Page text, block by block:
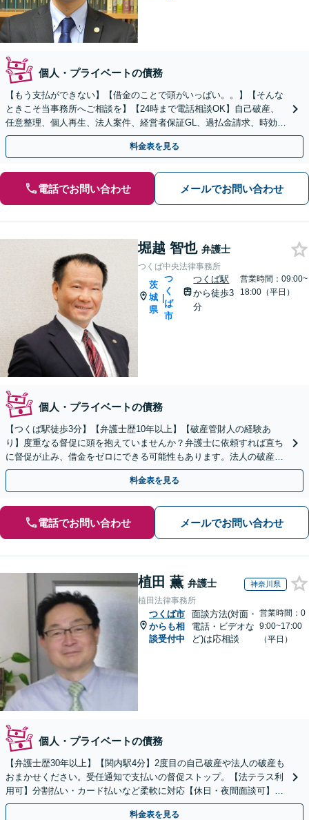
個人・プライベートの債務
【もう支払ができない】【借金のことで頭がいっぱい。。】【そんな
ときこそ当事務所へご相談を】【24時まで電話相談OK】自己破産、
任意整理、個人再生、法人案件、経営者保証GL、過払金請求、時効援
用など解決実績多数。【最善の解決を目指します】
料金表を見る
電話でお問い合わせ メールでお問い合わせ
堀越 智也 弁護士
つくば中央法律事務所
茨
城
県
|
つ
く
ば
市
つくば駅
から徒歩3
分
営業時間：09:00~
18:00（平日）
個人・プライベートの債務
【つくば駅徒歩3分】【弁護士歴10年以上】【破産管財人の経験あ
り】度重なる督促に頭を抱えていませんか？弁護士に依頼すれば直ち
に督促が止み、借金をゼロにできる可能性もあります。法人の破産も
対応可能◎【民事法律扶助制度の利用可能】
料金表を見る
電話でお問い合わせ メールでお問い合わせ
植田 薫 弁護士 神奈川県
植田法律事務所
つくば市
からも相
談受付中
面談方法(対面・
電話・ビデオな
ど)は応相談
営業時間：0
9:00~17:00
（平日）
個人・プライベートの債務
【弁護士歴30年以上】【関内駅4分】2度目の自己破産や法人の破産も
おまかせください。受任通知で支払いの督促ストップ。【法テラス利
用可】分割払い・カード払いなど柔軟に対応【休日・夜間面談可】
【電話／メール／ビデオ面談可】
料金表を見る